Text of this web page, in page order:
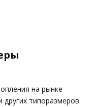
на рынке
типоразмеров.